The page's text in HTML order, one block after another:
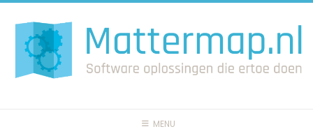
naar
inhoud
MENU